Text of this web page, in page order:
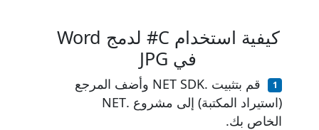
كيفية استخدام C# لدمج Word
في JPG
قم بتثبيت .NET SDK وأضف المرجع
(استيراد المكتبة) إلى مشروع .NET
الخاص بك.